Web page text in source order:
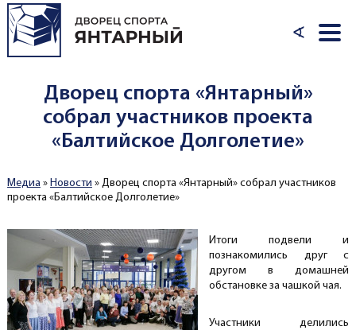
Перейти к основному содержанию
∢
Дворец спорта «Янтарный»
собрал участников проекта
«Балтийское Долголетие»
Вы здесь
Медиа» Новости » Дворец спорта «Янтарный» собрал участников
проекта «Балтийское Долголетие»
Итоги подвели и
познакомились друг с
другом в домашней
обстановке за чашкой чая.
Участники делились